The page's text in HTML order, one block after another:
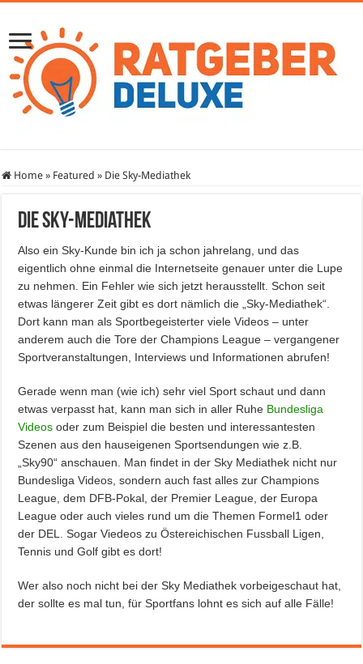
Home » Featured » Die Sky-Mediathek
Die Sky-Mediathek
Also ein Sky-Kunde bin ich ja schon jahrelang, und das
eigentlich ohne einmal die Internetseite genauer unter die Lupe
zu nehmen. Ein Fehler wie sich jetzt herausstellt. Schon seit
etwas längerer Zeit gibt es dort nämlich die „Sky-Mediathek“.
Dort kann man als Sportbegeisterter viele Videos – unter
anderem auch die Tore der Champions League – vergangener
Sportveranstaltungen, Interviews und Informationen abrufen!
Gerade wenn man (wie ich) sehr viel Sport schaut und dann
etwas verpasst hat, kann man sich in aller Ruhe Bundesliga
Videos oder zum Beispiel die besten und interessantesten
Szenen aus den hauseigenen Sportsendungen wie z.B.
„Sky90“ anschauen. Man findet in der Sky Mediathek nicht nur
Bundesliga Videos, sondern auch fast alles zur Champions
League, dem DFB-Pokal, der Premier League, der Europa
League oder auch vieles rund um die Themen Formel1 oder
der DEL. Sogar Viedeos zu Östereichischen Fussball Ligen,
Tennis und Golf gibt es dort!
Wer also noch nicht bei der Sky Mediathek vorbeigeschaut hat,
der sollte es mal tun, für Sportfans lohnt es sich auf alle Fälle!